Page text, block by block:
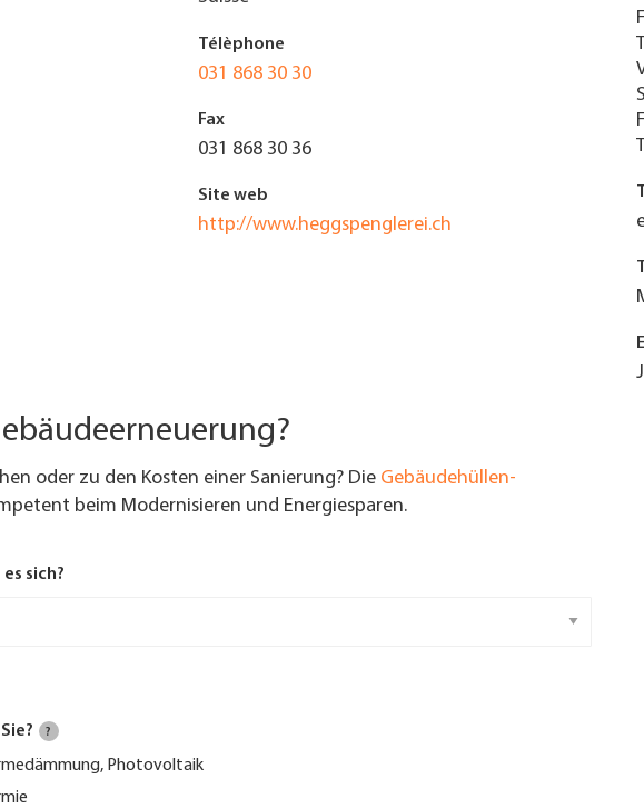
Télèphone
031 868 30 30
Fax
031 868 30 36
Site web
http://www.heggspenglerei.ch
oder zu den Kosten einer Sanierung? Die Gebäudehüllen-
beim Modernisieren und Energiesparen.
sich?
?
Photovoltaik